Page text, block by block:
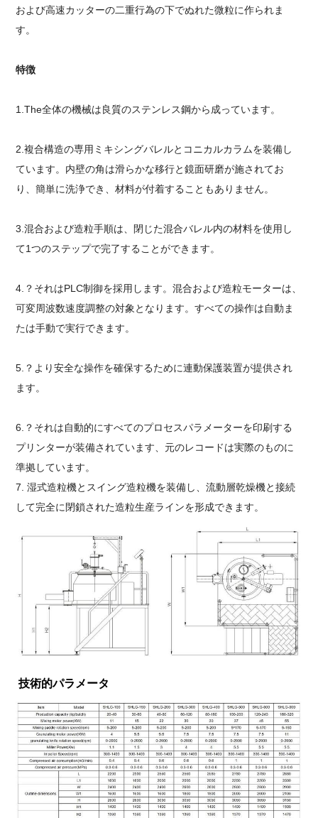
および高速カッターの二重行為の下でぬれた微粒に作られま
す。
特徴
1.The全体の機械は良質のステンレス鋼から成っています。
2.複合構造の専用ミキシングバレルとコニカルカラムを装備し
ています。内壁の角は滑らかな移行と鏡面研磨が施されてお
り、簡単に洗浄でき、材料が付着することもありません。
3.混合および造粒手順は、閉じた混合バレル内の材料を使用し
て1つのステップで完了することができます。
4.？それはPLC制御を採用します。混合および造粒モーターは、
可変周波数速度調整の対象となります。すべての操作は自動ま
たは手動で実行できます。
5.？より安全な操作を確保するために連動保護装置が提供され
ます。
6.？それは自動的にすべてのプロセスパラメーターを印刷する
プリンターが装備されています、元のレコードは実際のものに
準拠しています。
7.湿式造粒機とスイング造粒機を装備し、流動層乾燥機と接続
して完全に閉鎖された造粒生産ラインを形成できます。
技術的パラメータ